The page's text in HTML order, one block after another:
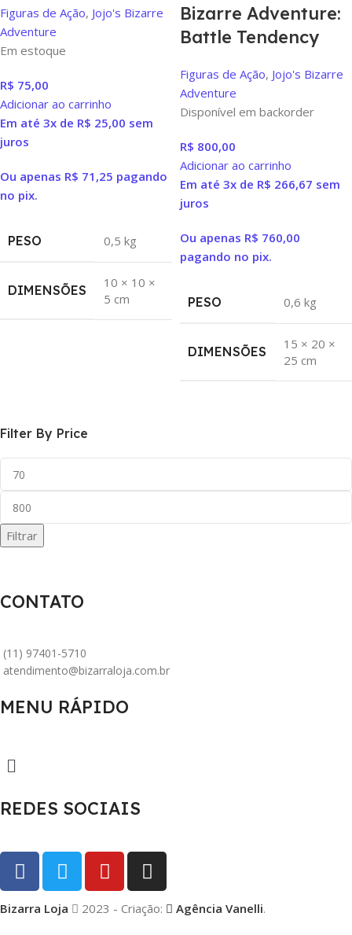
Filter By Price
Filtrar
Figuras de Ação, Jojo's Bizarre
Adventure
Em estoque
R$ 75,00
Adicionar ao carrinho
Em até 3x de R$ 25,00 sem
juros
Ou apenas R$ 71,25 pagando
no pix.
PESO 0,5 kg
DIMENSÕES
10 × 10 ×
5 cm
Bizarre Adventure:
Battle Tendency
Figuras de Ação, Jojo's Bizarre
Adventure
Disponível em backorder
R$ 800,00
Adicionar ao carrinho
Em até 3x de R$ 266,67 sem
juros
Ou apenas R$ 760,00
pagando no pix.
PESO 0,6 kg
DIMENSÕES
15 × 20 ×
25 cm
CONTATO
(11) 97401-5710
atendimento@bizarraloja.com.br
MENU RÁPIDO
REDES SOCIAIS
Bizarra Loja 2023 - Criação: Agência Vanelli.